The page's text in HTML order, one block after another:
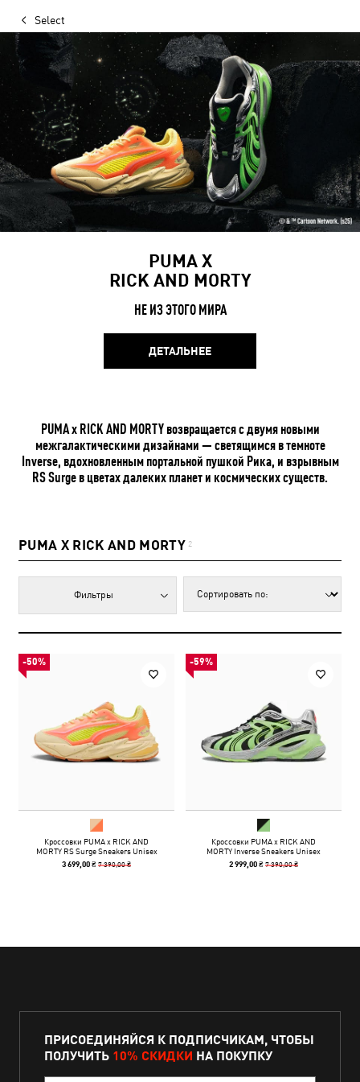
Select
PUMA Х
RICK AND MORTY
НЕ ИЗ ЭТОГО МИРА
ДЕТАЛЬНЕЕ
PUMA x RICK AND MORTY возвращается с двумя новыми
межгалактическими дизайнами — светящимся в темноте
Inverse, вдохновленным портальной пушкой Рика, и взрывным
RS Surge в цветах далеких планет и космических существ.
PUMA X RICK AND MORTY 2
Фильтры
-50%
Кроссовки PUMA x RICK AND
MORTY RS Surge Sneakers Unisex
3 699,00 ₴7 390,00 ₴
-59%
Кроссовки PUMA x RICK AND
MORTY Inverse Sneakers Unisex
2 999,00 ₴7 390,00 ₴
ПРИСОЕДИНЯЙСЯ К ПОДПИСЧИКАМ, ЧТОБЫ
ПОЛУЧИТЬ 10% СКИДКИ НА ПОКУПКУ